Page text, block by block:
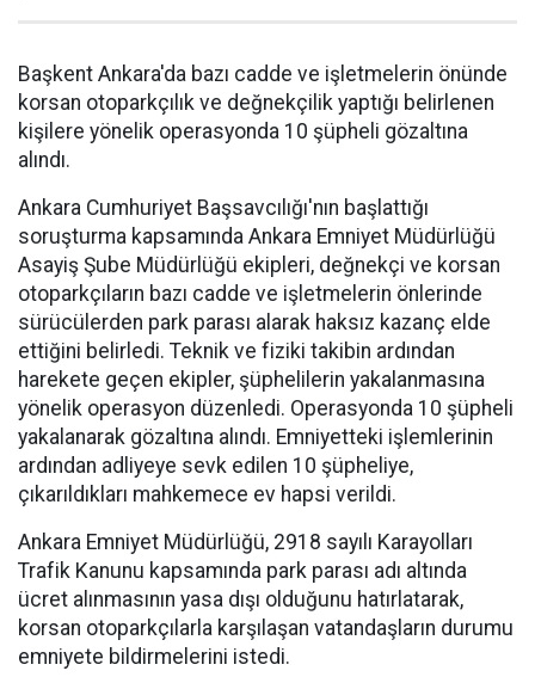
Başkent Ankara'da bazı cadde ve işletmelerin önünde
korsan otoparkçılık ve değnekçilik yaptığı belirlenen
kişilere yönelik operasyonda 10 şüpheli gözaltına
alındı.
Ankara Cumhuriyet Başsavcılığı'nın başlattığı
soruşturma kapsamında Ankara Emniyet Müdürlüğü
Asayiş Şube Müdürlüğü ekipleri, değnekçi ve korsan
otoparkçıların bazı cadde ve işletmelerin önlerinde
sürücülerden park parası alarak haksız kazanç elde
ettiğini belirledi. Teknik ve fiziki takibin ardından
harekete geçen ekipler, şüphelilerin yakalanmasına
yönelik operasyon düzenledi. Operasyonda 10 şüpheli
yakalanarak gözaltına alındı. Emniyetteki işlemlerinin
ardından adliyeye sevk edilen 10 şüpheliye,
çıkarıldıkları mahkemece ev hapsi verildi.
Ankara Emniyet Müdürlüğü, 2918 sayılı Karayolları
Trafik Kanunu kapsamında park parası adı altında
ücret alınmasının yasa dışı olduğunu hatırlatarak,
korsan otoparkçılarla karşılaşan vatandaşların durumu
emniyete bildirmelerini istedi.